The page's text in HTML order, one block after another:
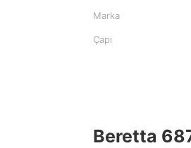
Marka
Çapı
Beretta